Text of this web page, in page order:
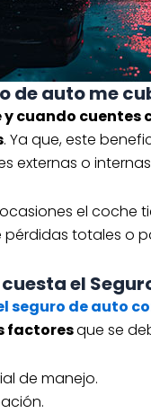
de auto me
y cuando
. Ya que, este
externas o
el coche
pérdidas totales o
el
seguro de auto
factoresque se
de manejo.